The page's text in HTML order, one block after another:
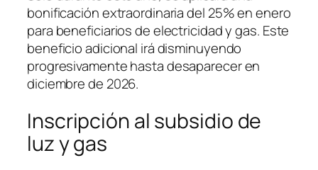
bonificación extraordinaria del 25% en enero
para beneficiarios de electricidad y gas. Este
beneficio adicional irá disminuyendo
progresivamente hasta desaparecer en
diciembre de 2026.
Inscripción al subsidio de
luz y gas